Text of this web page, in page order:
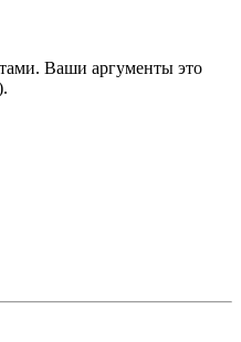
Ваши аргументы это